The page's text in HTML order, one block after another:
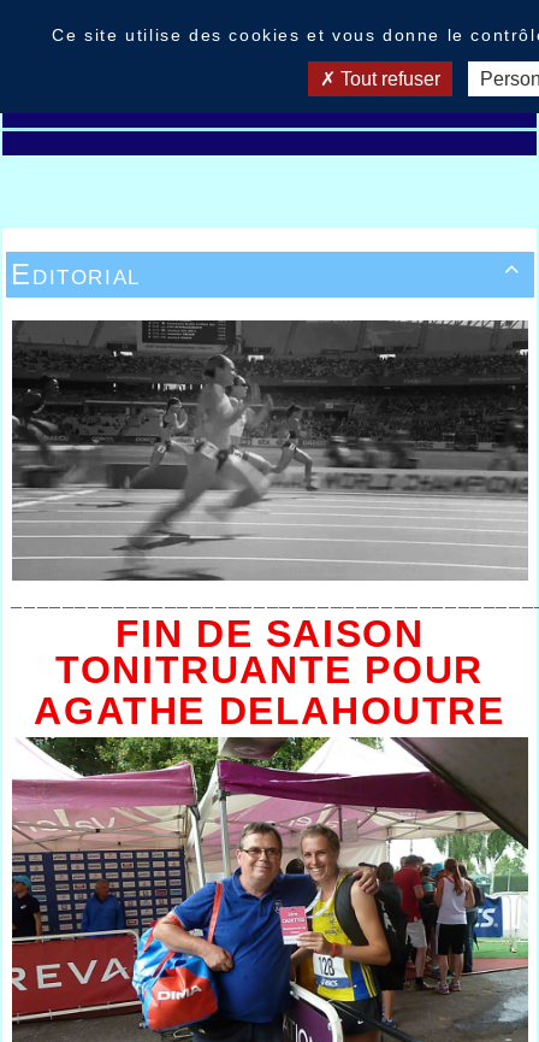

Editorial
FIN DE SAISON
TONITRUANTE POUR
AGATHE DELAHOUTRE
Ce site utilise des cookies et vous donne le
Tout refuser